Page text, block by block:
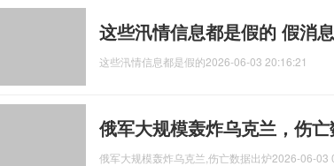
这些汛情信息都是假的 假消
这些汛情信息都是假的2026-06-03 20:16:21
俄军大规模轰炸乌克兰，伤
俄军大规模轰炸乌克兰,伤亡数据出炉2026-06-03